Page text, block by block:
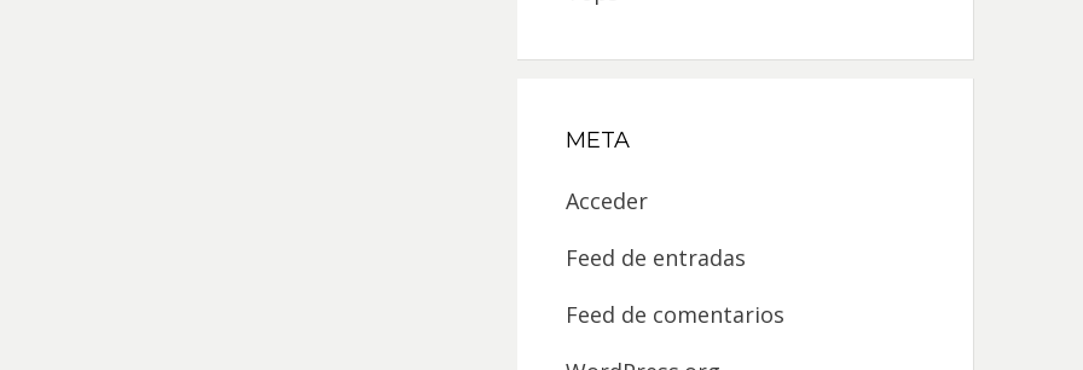
META
Acceder
Feed de entradas
Feed de comentarios